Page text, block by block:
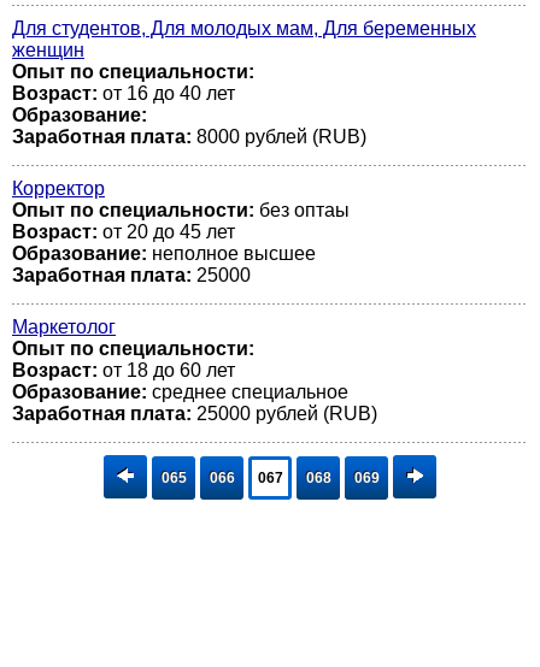
Для студентов, Для молодых мам, Для беременных
женщин
Опыт по специальности:
Возраст: от 16 до 40 лет
Образование:
Заработная плата: 8000 рублей (RUB)
Корректор
Опыт по специальности: без оптаы
Возраст: от 20 до 45 лет
Образование: неполное высшее
Заработная плата: 25000
Маркетолог
Опыт по специальности:
Возраст: от 18 до 60 лет
Образование: среднее специальное
Заработная плата: 25000 рублей (RUB)
065 066 067 068 069